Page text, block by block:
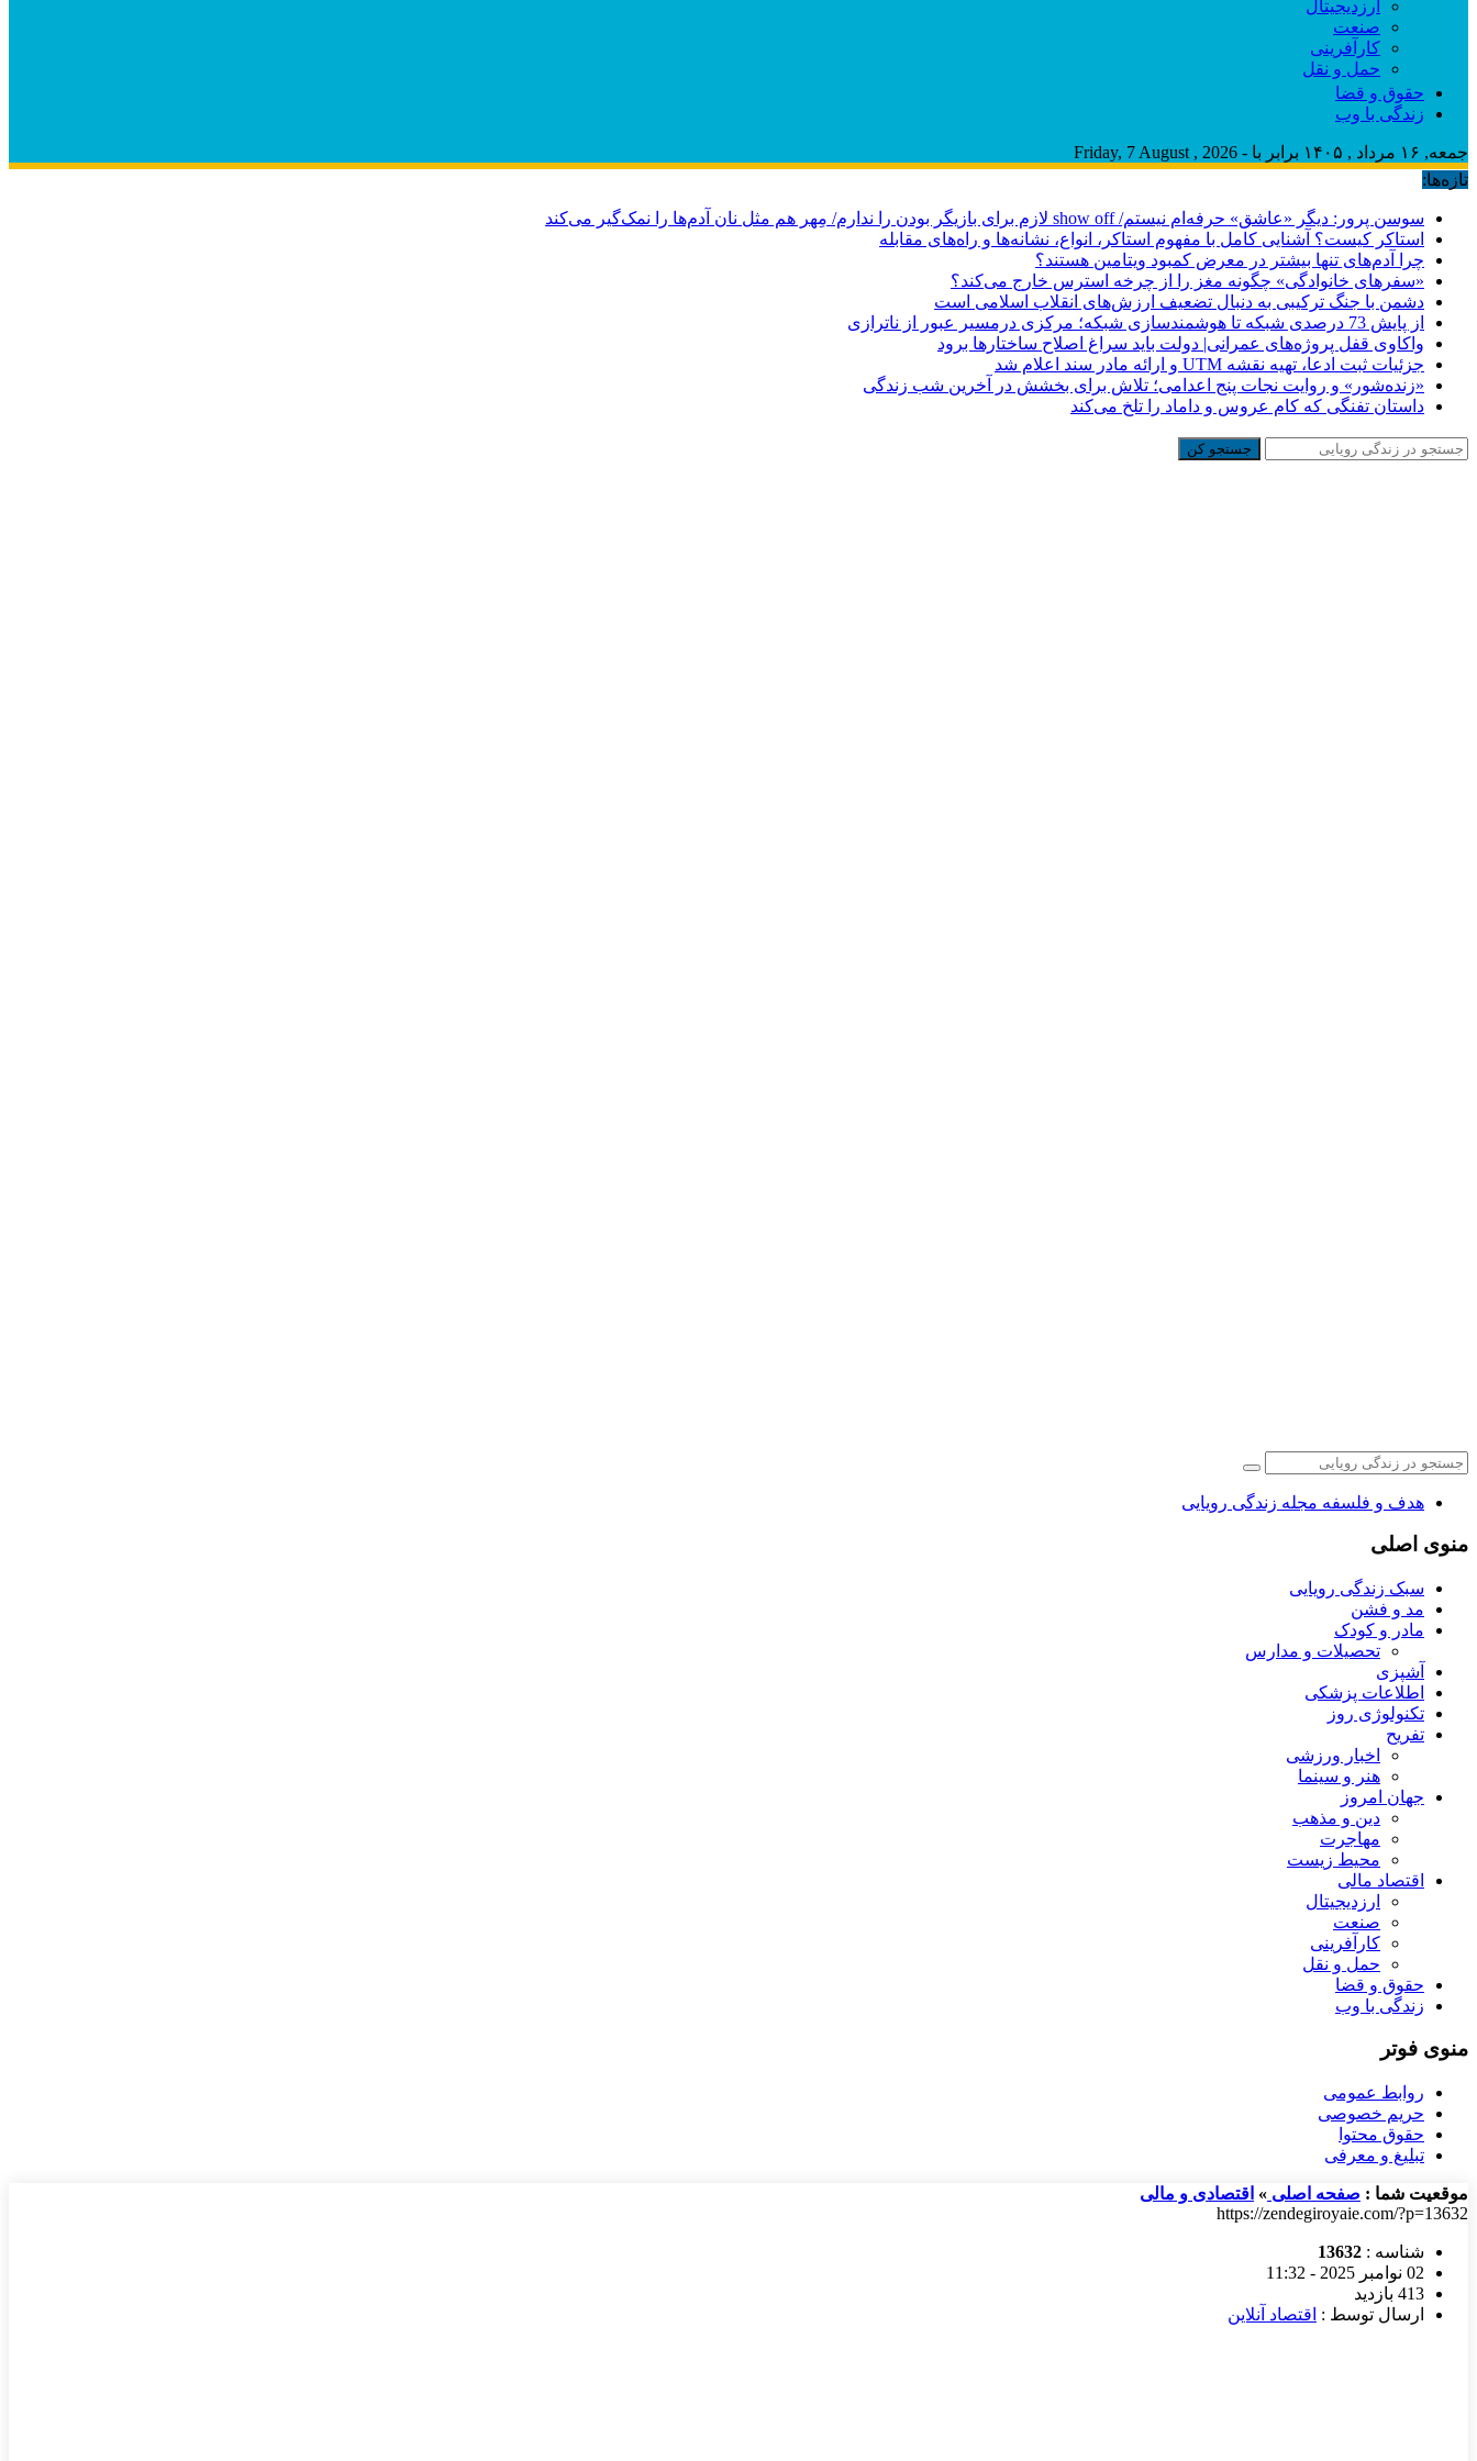
ارزدیجیتال
صنعت
کارآفرینی
حمل و نقل
حقوق و قضا
زندگی با وب
جمعه, ۱۶ مرداد , ۱۴۰۵ برابر با - Friday, 7 August , 2026
تازه‌ها:
سوسن پرور: دیگر «عاشق» حرفه‌ام نیستم/ show off لازم برای بازیگر بودن را ندارم/ مِهر هم مثل نان آدم‌ها را نمک‌گیر می‌کند
استاکر کیست؟ آشنایی کامل با مفهوم استاکر، انواع، نشانه‌ها و راه‌های مقابله
چرا آدم‌های تنها بیشتر در معرض کمبود ویتامین هستند؟
«سفرهای خانوادگی» چگونه مغز را از چرخه استرس خارج می‌کند؟
دشمن با جنگ ترکیبی به دنبال تضعیف ارزش‌های انقلاب اسلامی است
از پایش 73 درصدی شبکه تا هوشمندسازی شبکه؛ مرکزی درمسیر عبور از ناترازی
واکاوی قفل پروژه‌های عمرانی| دولت باید سراغ اصلاح ساختارها برود
جزئیات ثبت ادعا، تهیه نقشه UTM و ارائه مادر سند اعلام شد
«زنده‌شور» و روایت نجات پنج اعدامی؛ تلاش برای بخشش در آخرین شب زندگی
داستان تفنگی که کام عروس و داماد را تلخ می‌کند
جستجو کن
هدف و فلسفه مجله زندگی رویایی
منوی اصلی
سبک زندگی رویایی
مد و فشن
مادر و کودک
تحصیلات و مدارس
آشپزی
اطلاعات پزشکی
تکنولوژی روز
تفریح
اخبار ورزشی
هنر و سینما
جهان امروز
دین و مذهب
مهاجرت
محیط زیست
اقتصاد مالی
ارزدیجیتال
صنعت
کارآفرینی
حمل و نقل
حقوق و قضا
زندگی با وب
منوی فوتر
روابط عمومی
حریم خصوصی
حقوق محتوا
تبلیغ و معرفی
موقعیت شما : صفحه اصلی » اقتصادی و مالی
https://zendegiroyaie.com/?p=13632
شناسه : 13632
02 نوامبر 2025 - 11:32
413 بازدید
ارسال توسط : اقتصاد آنلاین